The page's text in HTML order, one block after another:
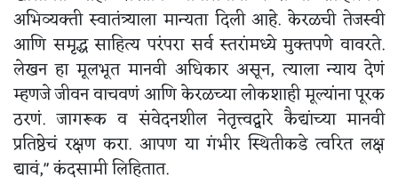
अभिव्यक्ती स्वातंत्र्याला मान्यता दिली आहे. केरळची तेजस्वी
आणि समृद्ध साहित्य परंपरा सर्व स्तरांमध्ये मुक्तपणे वावरते.
लेखन हा मूलभूत मानवी अधिकार असून, त्याला न्याय देणं
म्हणजे जीवन वाचवणं आणि केरळच्या लोकशाही मूल्यांना पूरक
ठरणं. जागरूक व संवेदनशील नेतृत्त्वद्वारे कैद्यांच्या मानवी
प्रतिष्ठेचं रक्षण करा. आपण या गंभीर स्थितीकडे त्वरित लक्ष
द्यावं," कंदसामी लिहितात.